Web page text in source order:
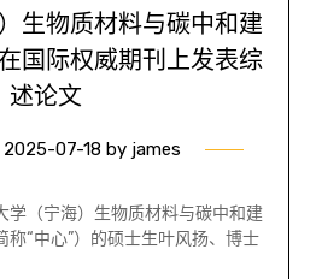
生物质材料与碳中和建
国际权威期刊上发表综
述论文
2025-07-18 by james
学（宁海）生物质材料与碳中和建
“中心”）的硕士生叶风扬、博士